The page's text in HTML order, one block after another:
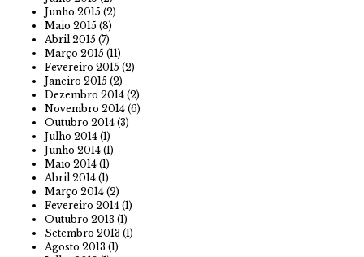
Junho 2015 (2)
Maio 2015 (8)
Abril 2015 (7)
Março 2015 (11)
Fevereiro 2015 (2)
Janeiro 2015 (2)
Dezembro 2014 (2)
Novembro 2014 (6)
Outubro 2014 (3)
Julho 2014 (1)
Junho 2014 (1)
Maio 2014 (1)
Abril 2014 (1)
Março 2014 (2)
Fevereiro 2014 (1)
Outubro 2013 (1)
Setembro 2013 (1)
Agosto 2013 (1)